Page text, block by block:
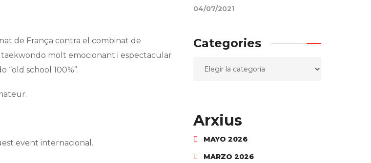
de França contra el combinat de
molt emocionant i espectacular
“old school 100%”.
event internacional.
04/07/2021
Categories
Arxius
MAYO 2026
MARZO 2026